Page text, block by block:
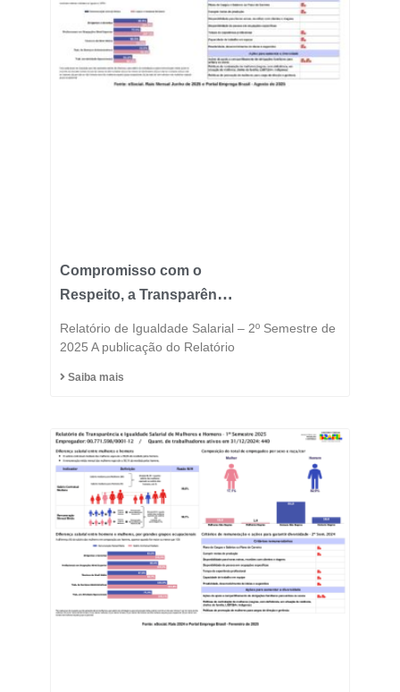
Compromisso com o
Respeito, a Transparência
DNA do Grupo Fast
Relatório de Igualdade Salarial – 2º Semestre de
2025 A publicação do Relatório
Saiba mais